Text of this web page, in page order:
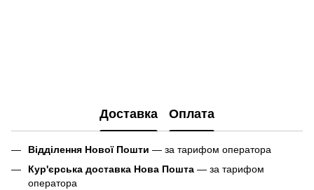
Доставка Оплата
Відділення Нової Пошти — за тарифом оператора
Кур'єрська доставка Нова Пошта — за тарифом
оператора